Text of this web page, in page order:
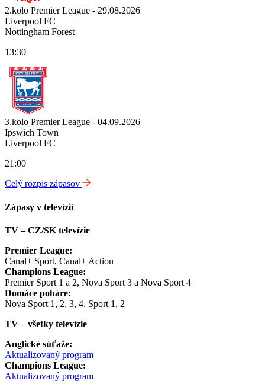
2.kolo Premier League - 29.08.2026
Liverpool FC
Nottingham Forest
13:30
3.kolo Premier League - 04.09.2026
Ipswich Town
Liverpool FC
21:00
Celý rozpis zápasov
Zápasy v televízií
TV – CZ/SK televízie
Premier League:
Canal+ Sport, Canal+ Action
Champions League:
Premier Sport 1 a 2, Nova Sport 3 a Nova Sport 4
Domáce poháre:
Nova Sport 1, 2, 3, 4, Sport 1, 2
TV – všetky televízie
Anglické súťaže:
Aktualizovaný program
Champions League:
Aktualizovaný program